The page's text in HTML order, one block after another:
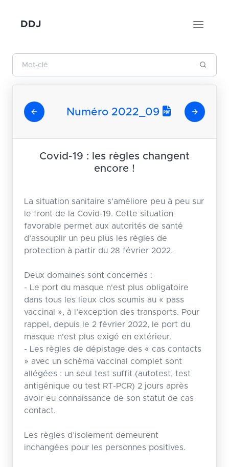
DDJ
Numéro 2022_09
Covid-19 : les règles changent
encore !
La situation sanitaire s’améliore peu à peu sur
le front de la Covid-19. Cette situation
favorable permet aux autorités de santé
d’assouplir un peu plus les règles de
protection à partir du 28 février 2022.
Deux domaines sont concernés :
- Le port du masque n'est plus obligatoire
dans tous les lieux clos soumis au « pass
vaccinal », à l’exception des transports. Pour
rappel, depuis le 2 février 2022, le port du
masque n'est plus exigé en extérieur.
- Les règles de dépistage des « cas contacts
» avec un schéma vaccinal complet sont
allégées : un seul test suffit (autotest, test
antigénique ou test RT-PCR) 2 jours après
avoir eu connaissance de son statut de cas
contact.
Les règles d’isolement demeurent
inchangées pour les personnes positives.